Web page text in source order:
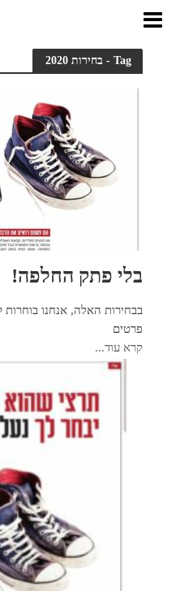
Tag - בחירות 2020
בלי פתק החלפה!
בבחירות האלה, אנחנו
פרטים
קרא עוד...